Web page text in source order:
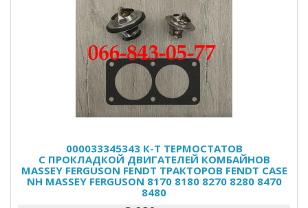
000033345343 К-Т ТЕРМОСТАТОВ
С ПРОКЛАДКОЙ ДВИГАТЕЛЕЙ КОМБАЙНОВ
MASSEY FERGUSON FENDT ТРАКТОРОВ FENDT CASE
NH MASSEY FERGUSON 8170 8180 8270 8280 8470
8480